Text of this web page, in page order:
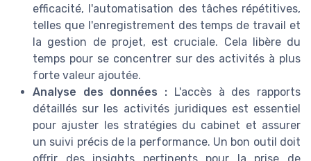
efficacité, l'automatisation des tâches répétitives,
telles que l'enregistrement des temps de travail et
la gestion de projet, est cruciale. Cela libère du
temps pour se concentrer sur des activités à plus
forte valeur ajoutée.
Analyse des données : L'accès à des rapports
détaillés sur les activités juridiques est essentiel
pour ajuster les stratégies du cabinet et assurer
un suivi précis de la performance. Un bon outil doit